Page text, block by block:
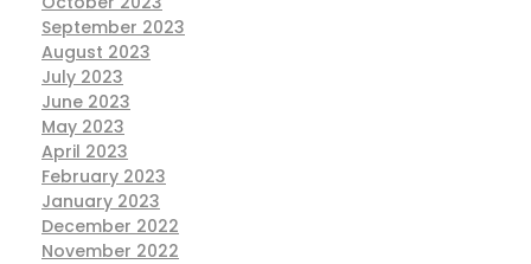
September 2023
August 2023
July 2023
June 2023
May 2023
April 2023
February 2023
January 2023
December 2022
November 2022